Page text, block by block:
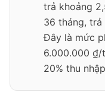
trả khoảng
36 tháng, trả
Đây là mức
6.000.000 ₫/
20% thu